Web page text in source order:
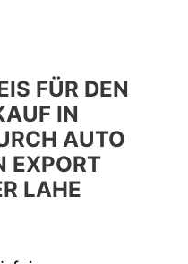
FÜR DEN
IN
AUTO
EXPORT
LAHE